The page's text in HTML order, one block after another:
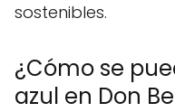
sostenibles.
¿Cómo se
azul en Don